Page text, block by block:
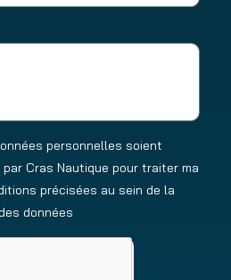
personnelles soient
Cras Nautique pour traiter ma
précisées au sein de la
données